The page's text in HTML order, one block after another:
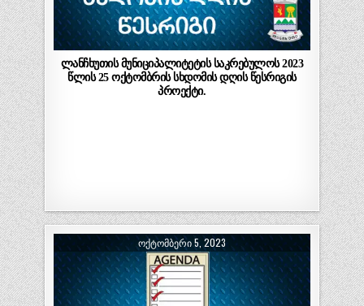
ლანჩხუთის მუნიციპალიტეტის საკრებულოს 2023
წლის 25 ოქტომბრის სხდომის დღის წესრიგის
პროექტი.
ᲝᲥᲢᲝᲛᲑᲔᲠᲘ 5, 2023